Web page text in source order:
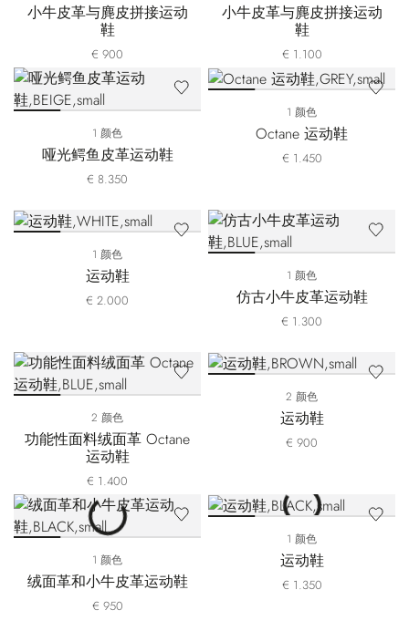
小牛皮革与麂皮拼接运动
鞋
€ 900
小牛皮革与麂皮拼接运动
鞋
€ 1.100
1 颜色
哑光鳄鱼皮革运动鞋
€ 8.350
1 颜色
Octane 运动鞋
€ 1.450
1 颜色
运动鞋
€ 2.000
1 颜色
仿古小牛皮革运动鞋
€ 1.300
2 颜色
功能性面料绒面革 Octane
运动鞋
€ 1.400
2 颜色
运动鞋
€ 900
1 颜色
绒面革和小牛皮革运动鞋
€ 950
1 颜色
运动鞋
€ 1.350